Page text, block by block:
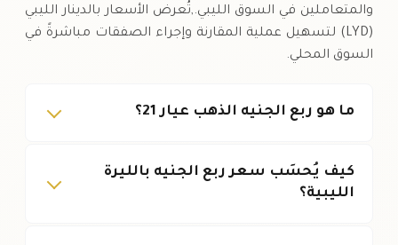
والمتعاملين في السوق الليبي.,تُعرض الأسعار بالدينار الليبي
(LYD) لتسهيل عملية المقارنة وإجراء الصفقات مباشرةً في
السوق المحلي.
ما هو ربع الجنيه الذهب عيار 21؟
كيف يُحسَب سعر ربع الجنيه بالليرة
الليبية؟